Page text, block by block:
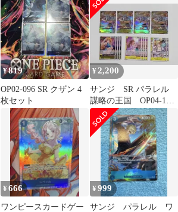
ル
¥819
OP02-096 SR クザン 4
枚セット
¥ 2,200
サンジ SR パラレル
謀略の王国 OP04-104
プリン プロモ おナ
ミ
¥666
ワンピースカードゲー
¥999
サンジ パラレル ワ